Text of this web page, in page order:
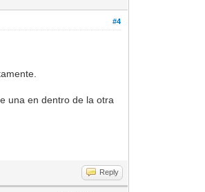
#4
una en dentro de la otra
Reply